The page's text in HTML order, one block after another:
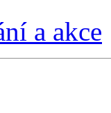
a akce